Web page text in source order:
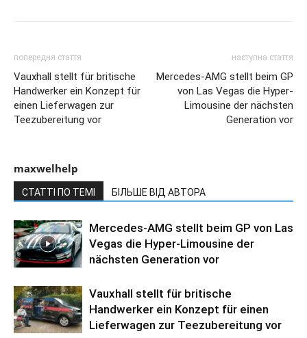
попередня стаття
Vauxhall stellt für britische
Handwerker ein Konzept für
einen Lieferwagen zur
Teezubereitung vor
наступна стаття
Mercedes-AMG stellt beim GP
von Las Vegas die Hyper-
Limousine der nächsten
Generation vor
maxwelhelp
СТАТТІ ПО ТЕМІ БІЛЬШЕ ВІД АВТОРА
Mercedes-AMG stellt beim GP von Las
Vegas die Hyper-Limousine der
nächsten Generation vor
Vauxhall stellt für britische
Handwerker ein Konzept für einen
Lieferwagen zur Teezubereitung vor